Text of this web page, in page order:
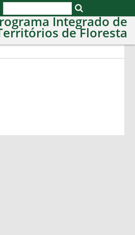
Integrado de
de Floresta